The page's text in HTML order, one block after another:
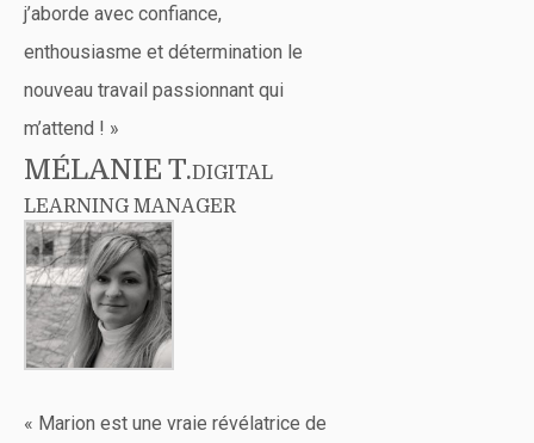
j’aborde avec confiance,
enthousiasme et détermination le
nouveau travail passionnant qui
m’attend ! »
MÉLANIE T.DIGITAL
LEARNING MANAGER
« Marion est une vraie révélatrice de